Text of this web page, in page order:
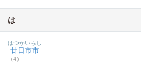
は
廿日市市
（4）
はつかいちし